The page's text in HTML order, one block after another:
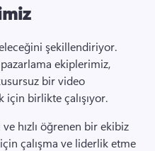
ekiplerimiz,
bir video
birlikte çalışıyor.
hızlı öğrenen bir ekibiz
çalışma ve liderlik etme